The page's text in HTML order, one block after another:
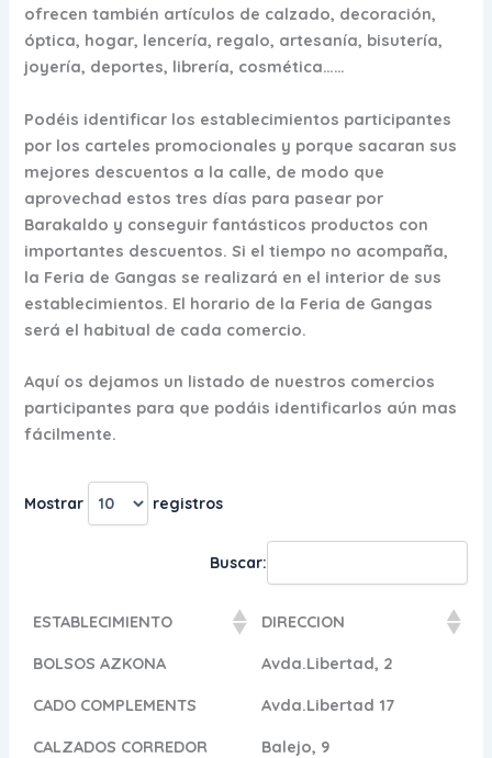
ofrecen también artículos de calzado, decoración,
óptica, hogar, lencería, regalo, artesanía, bisutería,
joyería, deportes, librería, cosmética……
Podéis identificar los establecimientos participantes
por los carteles promocionales y porque sacaran sus
mejores descuentos a la calle, de modo que
aprovechad estos tres días para pasear por
Barakaldo y conseguir fantásticos productos con
importantes descuentos. Si el tiempo no acompaña,
la Feria de Gangas se realizará en el interior de sus
establecimientos. El horario de la Feria de Gangas
será el habitual de cada comercio.
Aquí os dejamos un listado de nuestros comercios
participantes para que podáis identificarlos aún mas
fácilmente.
Mostrar registros
Buscar:
ESTABLECIMIENTO
DIRECCION
BOLSOS AZKONA
Avda.Libertad, 2
CADO COMPLEMENTS
Avda.Libertad 17
CALZADOS CORREDOR
Balejo, 9